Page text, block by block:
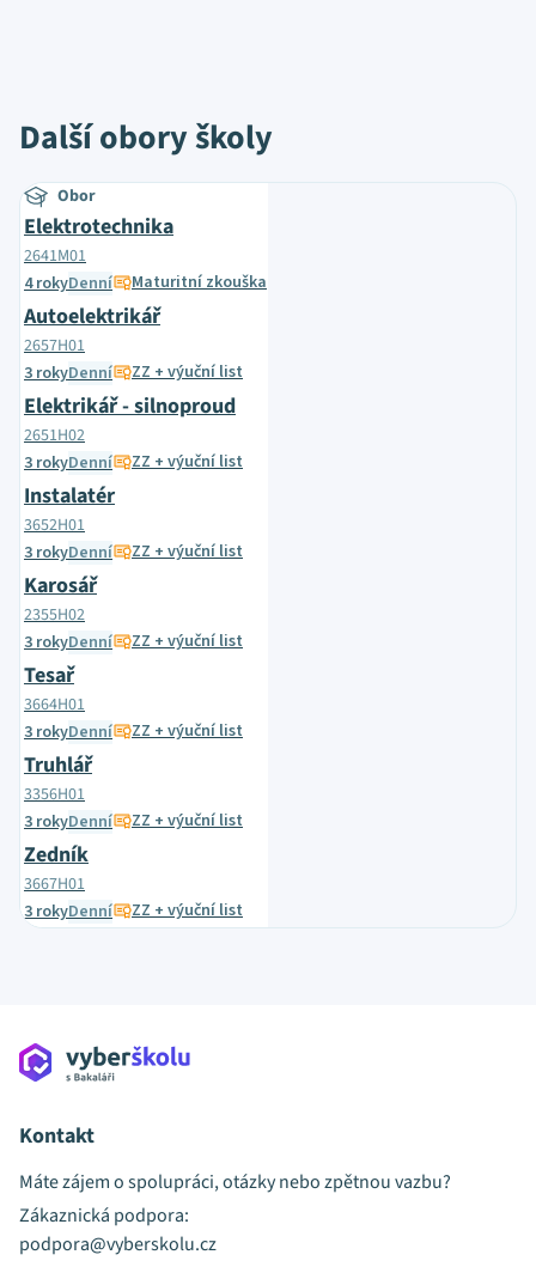
Další obory školy
Obor
Elektrotechnika
2641M01
4 rokyDenní Maturitní zkouška
Autoelektrikář
2657H01
3 rokyDenní ZZ + výuční list
Elektrikář - silnoproud
2651H02
3 rokyDenní ZZ + výuční list
Instalatér
3652H01
3 rokyDenní ZZ + výuční list
Karosář
2355H02
3 rokyDenní ZZ + výuční list
Tesař
3664H01
3 rokyDenní ZZ + výuční list
Truhlář
3356H01
3 rokyDenní ZZ + výuční list
Zedník
3667H01
3 rokyDenní ZZ + výuční list
Kontakt
Máte zájem o spolupráci, otázky nebo zpětnou vazbu?
Zákaznická podpora:
podpora@vyberskolu.cz